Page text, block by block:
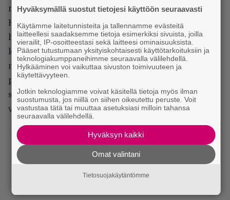
myös keinotekoiselta ratkaisulta.
Herää myös kysymys, että mihin huikean korkeaksi
huhuttu budjetti on käytetty. Vaikka kokonaisuus on
komea, siinä on hyvin vähän mitään aikaisemmin
näkemätöntä. Monet efektit, etunenässä tarvittaessa
painottomiksi muuttuvat autot ja lopun Tarzan-
seikkailujen vakiokäänteet mieleen tuova, muuten
varsin hykerryttävä yllätys, näyttävät jopa kököiltä.
Hyväksymällä suostut tietojesi käyttöön seuraavasti
Käytämme laitetunnisteita ja tallennamme evästeitä
laitteellesi saadaksemme tietoja esimerkiksi sivuista, joilla
vierailit, IP-osoitteestasi sekä laitteesi ominaisuuksista.
Pääset tutustumaan yksityiskohtaisesti käyttötarkoituksiin ja
teknologiakumppaneihimme seuraavalla välilehdellä.
Hylkääminen voi vaikuttaa sivuston toimivuuteen ja
käytettävyyteen.
Jotkin teknologiamme voivat käsitellä tietoja myös ilman
suostumusta, jos niillä on siihen oikeutettu peruste. Voit
vastustaa tätä tai muuttaa asetuksiasi milloin tahansa
seuraavalla välilehdellä.
Hyväksyn kaikki
Omat valintani
Tietosuojakäytäntömme